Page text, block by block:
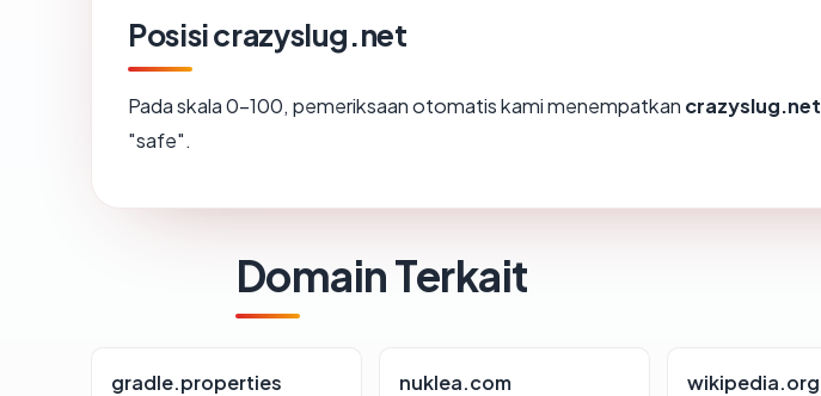
Posisi crazyslug.net
Pada skala 0-100, pemeriksaan otomatis kami menempatkan crazyslug.net
"safe".
Domain Terkait
gradle.properties nuklea.com wikipedia.org